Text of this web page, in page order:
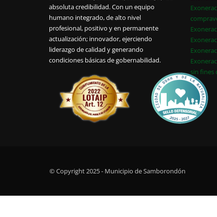
absoluta credibilidad. Con un equipo
humano integrado, de alto nivel
profesional, positivo y en permanente
actualización; innovador, ejerciendo
liderazgo de calidad y generando
condiciones básicas de gobernabilidad.
sin fines
© Copyright 2025 - Municipio de Samborondón